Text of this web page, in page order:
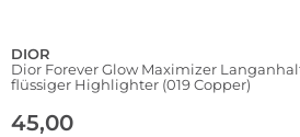
DIOR
Dior Forever Glow Maximizer
flüssiger Highlighter (019 Copper)
45,00